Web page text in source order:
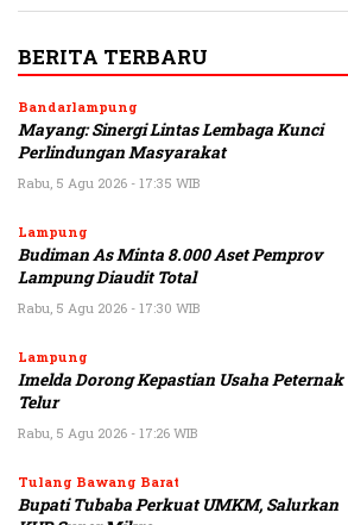
BERITA TERBARU
Bandarlampung
Mayang: Sinergi Lintas Lembaga Kunci
Perlindungan Masyarakat
Rabu, 5 Agu 2026 - 17:35 WIB
Lampung
Budiman As Minta 8.000 Aset Pemprov
Lampung Diaudit Total
Rabu, 5 Agu 2026 - 17:30 WIB
Lampung
Imelda Dorong Kepastian Usaha Peternak
Telur
Rabu, 5 Agu 2026 - 17:26 WIB
Tulang Bawang Barat
Bupati Tubaba Perkuat UMKM, Salurkan